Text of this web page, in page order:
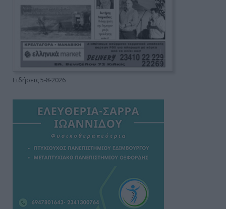
Ειδήσεις 5-8-2026